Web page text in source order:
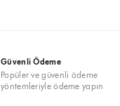
Güvenli Ödeme
Popüler ve güvenli ödeme
yöntemleriyle ödeme yapın